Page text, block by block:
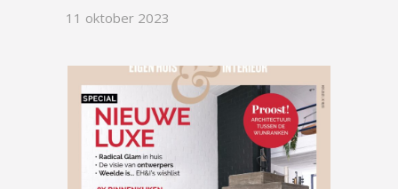
11 oktober 2023